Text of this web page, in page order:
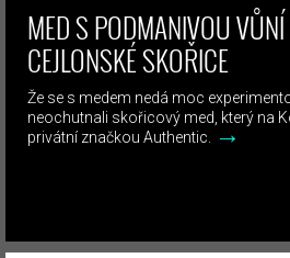
MED S PODMANIVOU
CEJLONSKÉ SKOŘICE
Že se s medem nedá moc
neochutnali skořicový med, který na
privátní značkou Authentic. →